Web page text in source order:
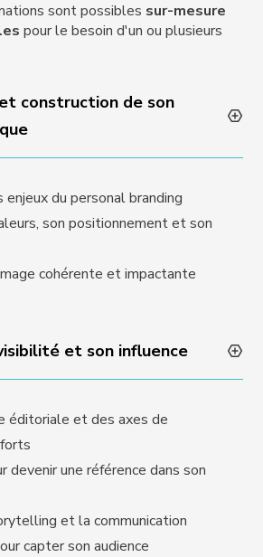
sont possibles sur-mesure
pour le besoin d'un ou plusieurs
construction de son
enjeux du personal branding
son positionnement et son
cohérente et impactante
et son influence
éditoriale et des axes de
devenir une référence dans son
et la communication
capter son audience